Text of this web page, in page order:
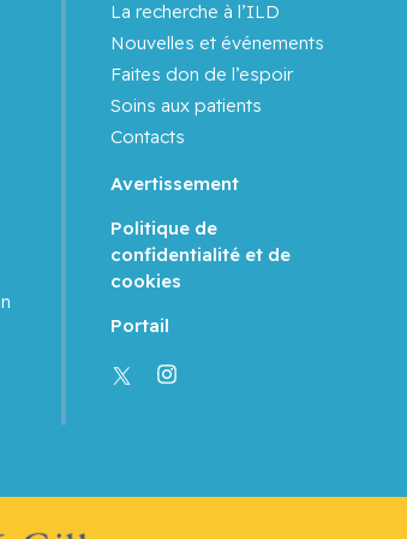
La recherche à l’ILD
Nouvelles et événements
Faites don de l’espoir
Soins aux patients
Contacts
Avertissement
Politique de
confidentialité et de
cookies
Portail